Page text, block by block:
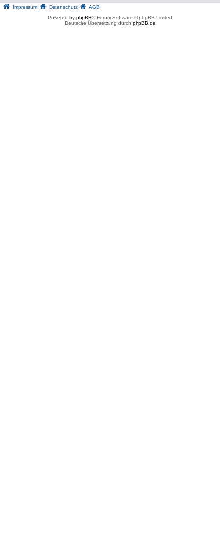
Impressum Datenschutz
AGB
Powered by phpBB® Forum Software © phpBB Limited
Deutsche Übersetzung durch phpBB.de